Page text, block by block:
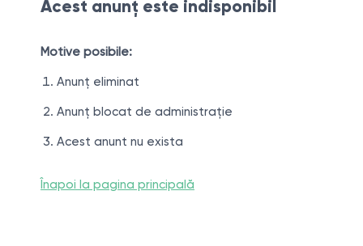
Acest anunț este indisponibil
Motive posibile:
Anunț eliminat
Anunț blocat de administrație
Acest anunt nu exista
Înapoi la pagina principală